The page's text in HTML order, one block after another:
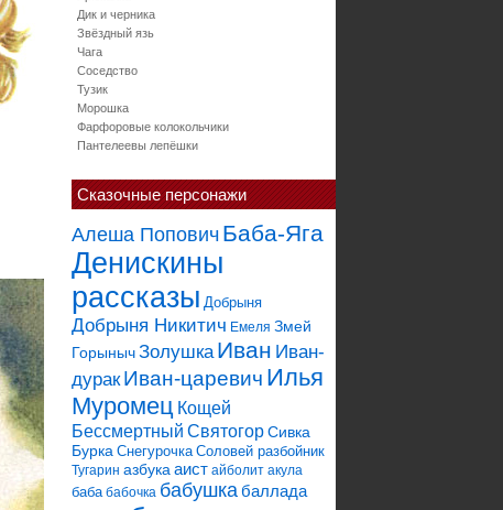
Дик и черника
Звёздный язь
Чага
Соседство
Тузик
Морошка
Фарфоровые колокольчики
Пантелеевы лепёшки
Сказочные персонажи
Алеша Попович Баба-Яга
Денискины
рассказы Добрыня
Добрыня Никитич Емеля Змей
ГорынычЗолушка Иван Иван-
дурак Иван-царевич Илья
Муромец Кощей
Бессмертный СвятогорСивка
Бурка Снегурочка Соловей разбойник
Тугарин азбука аист айболит акула
баба бабочка бабушкабаллада